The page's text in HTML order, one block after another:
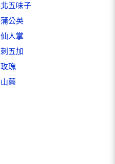
北五味子
蒲公英
仙人掌
刺五加
玫瑰
山藥